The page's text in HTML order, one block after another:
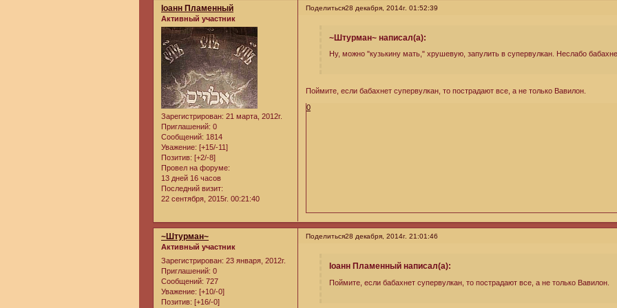
Поделиться28 декабря, 2014г. 01:52:39
Iоанн Пламенный
Активный участник
Зарегистрирован: 21 марта, 2012г.
Приглашений: 0
Сообщений: 1814
Уважение: [+15/-11]
Позитив: [+2/-8]
Провел на форуме:
13 дней 16 часов
Последний визит:
22 сентября, 2015г. 00:21:40
~Штурман~ написал(а):
Ну, можно "кузькину мать," хрушевую, запулить в супервулкан. Неслабо
Поймите, если бабахнет супервулкан, то пострадают все, а не только Вавилон.
0
Поделиться28 декабря, 2014г. 21:01:46
~Штурман~
Активный участник
Зарегистрирован: 23 января, 2012г.
Приглашений: 0
Сообщений: 727
Уважение: [+10/-0]
Позитив: [+16/-0]
Iоанн Пламенный написал(а):
Поймите, если бабахнет супервулкан, то пострадают все, а не только Вавилон.